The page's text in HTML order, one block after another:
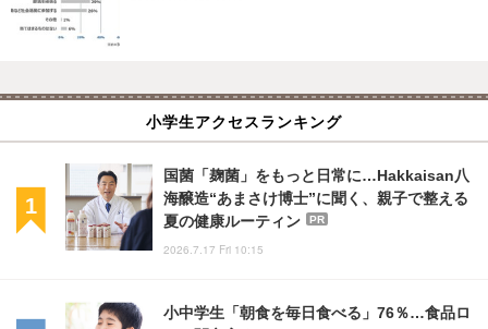
小学生アクセスランキング
国菌「麹菌」をもっと日常に…Hakkaisan八
海醸造“あまさけ博士”に聞く、親子で整える
夏の健康ルーティン
PR
2026.7.17 Fri 10:15
小中学生「朝食を毎日食べる」76％…食品ロ